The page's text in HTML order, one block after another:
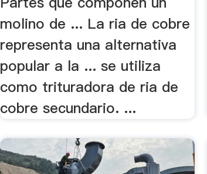
molino de ... La ria de cobre
representa una alternativa
popular a la ... se utiliza
como trituradora de ria de
cobre secundario. ...